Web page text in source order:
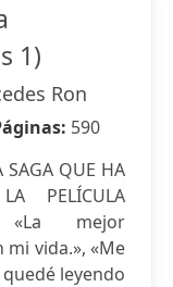
1)
Ron
590
SAGA QUE HA
PELÍCULA
«La mejor
vida.», «Me
leyendo